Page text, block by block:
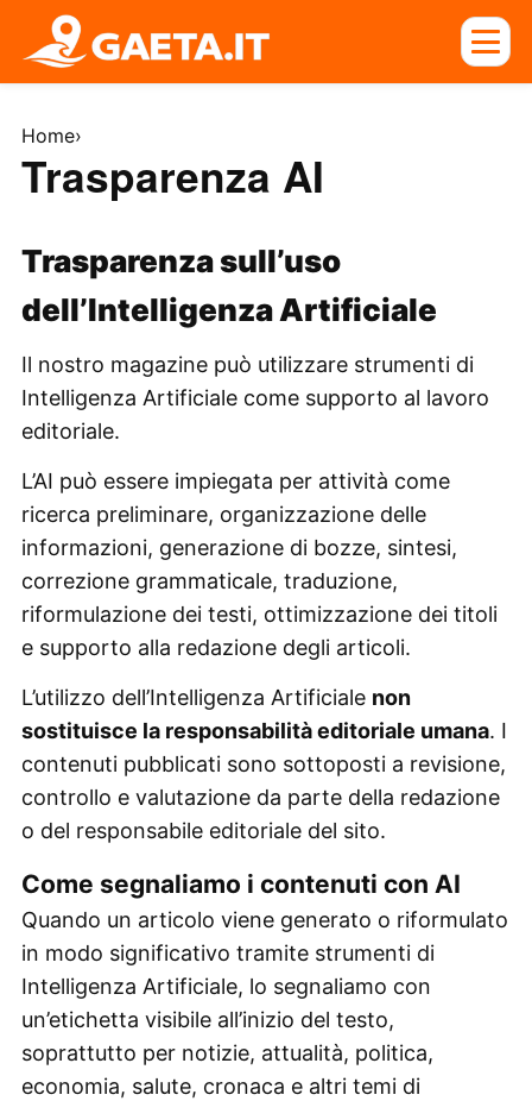
Home›
Trasparenza AI
Trasparenza sull’uso
dell’Intelligenza Artificiale
Il nostro magazine può utilizzare strumenti di
Intelligenza Artificiale come supporto al lavoro
editoriale.
L’AI può essere impiegata per attività come
ricerca preliminare, organizzazione delle
informazioni, generazione di bozze, sintesi,
correzione grammaticale, traduzione,
riformulazione dei testi, ottimizzazione dei titoli
e supporto alla redazione degli articoli.
L’utilizzo dell’Intelligenza Artificiale non
sostituisce la responsabilità editoriale umana. I
contenuti pubblicati sono sottoposti a revisione,
controllo e valutazione da parte della redazione
o del responsabile editoriale del sito.
Come segnaliamo i contenuti con AI
Quando un articolo viene generato o riformulato
in modo significativo tramite strumenti di
Intelligenza Artificiale, lo segnaliamo con
un’etichetta visibile all’inizio del testo,
soprattutto per notizie, attualità, politica,
economia, salute, cronaca e altri temi di